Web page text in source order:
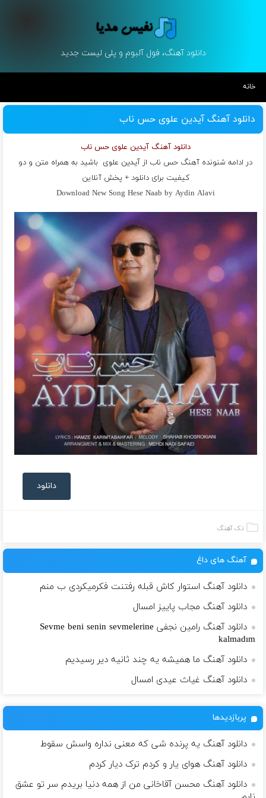
دانلود آهنگ، فول آلبوم و پلی لیست جدید
خانه
دانلود آهنگ آیدین علوی حس ناب
دانلود آهنگ آیدین علوی حس ناب
در ادامه شنونده آهنگ حس ناب از آیدین علوی باشید به همراه متن و دو
کیفیت برای دانلود + پخش آنلاین
Download New Song Hese Naab by Aydin Alavi
دانلود
تک آهنگ
آهنگ های داغ
دانلود آهنگ استوار کاش قبله رفتنت فکرمیکردی ب منم
دانلود آهنگ مجاب پاییز امسال
دانلود آهنگ رامین نجفی Sevme beni senin sevmelerine
kalmadım
دانلود آهنگ ما همیشه یه چند ثانیه دیر رسیدیم
دانلود آهنگ غیاث عیدی امسال
پربازدیدها
دانلود آهنگ یه پرنده شی که معنی نداره واسش سقوط
دانلود آهنگ هوای یار و کردم ترک دیار کردم
دانلود آهنگ محسن آقاخانی من از همه دنیا بریدم سر تو عشق